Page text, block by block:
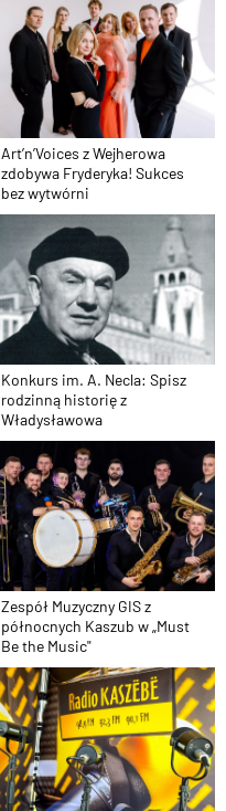
Art’n’Voices z Wejherowa
zdobywa Fryderyka! Sukces
bez wytwórni
Konkurs im. A. Necla: Spisz
rodzinną historię z
Władysławowa
Zespół Muzyczny GIS z
północnych Kaszub w „Must
Be the Music"